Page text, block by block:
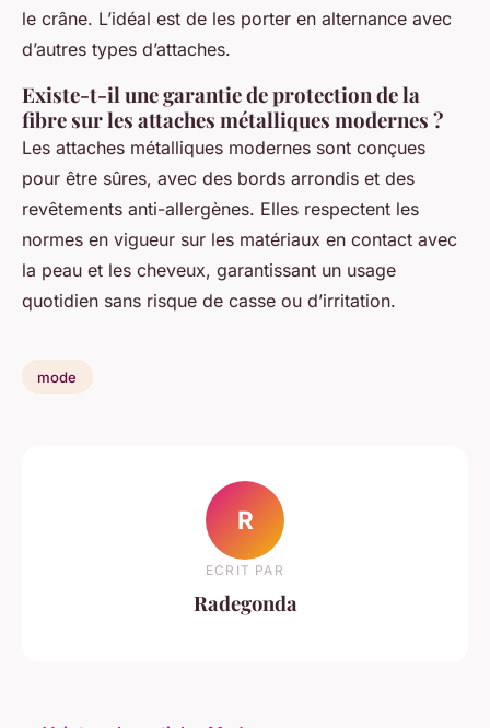
le crâne. L’idéal est de les porter en alternance avec
d’autres types d’attaches.
Existe-t-il une garantie de protection de la
fibre sur les attaches métalliques modernes ?
Les attaches métalliques modernes sont conçues
pour être sûres, avec des bords arrondis et des
revêtements anti-allergènes. Elles respectent les
normes en vigueur sur les matériaux en contact avec
la peau et les cheveux, garantissant un usage
quotidien sans risque de casse ou d’irritation.
mode
R
ECRIT PAR
Radegonda